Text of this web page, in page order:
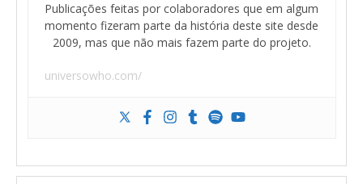
Publicações feitas por colaboradores que em algum
momento fizeram parte da história deste site desde
2009, mas que não mais fazem parte do projeto.
universowho.com/